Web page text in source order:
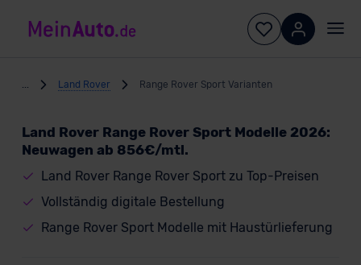
Land Rover Range Rover Sport Varianten
Land Rover Range Rover Sport Modelle 2026:
Neuwagen ab 856€/mtl.
Land Rover Range Rover Sport zu Top-Preisen
Vollständig digitale Bestellung
Range Rover Sport Modelle mit Haustürlieferung